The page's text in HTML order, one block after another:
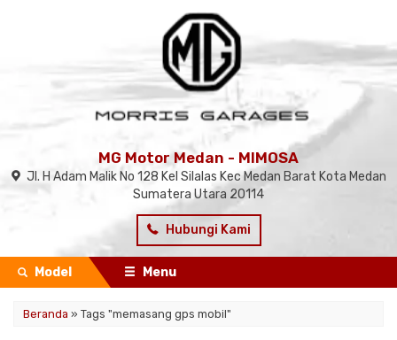
MG Motor Medan - MIMOSA
Jl. H Adam Malik No 128 Kel Silalas Kec Medan Barat Kota Medan
Sumatera Utara 20114
Hubungi Kami
Model Menu
Beranda » Tags "memasang gps mobil"